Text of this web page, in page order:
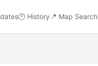
🕐 History 📍 Map Search